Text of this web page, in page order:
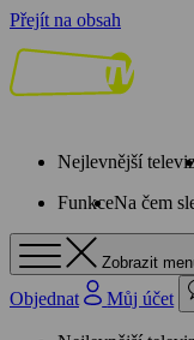
Přejít na obsah
Nejlevnější
FunkceNa čem
Zobrazit
Objednat Můj účet